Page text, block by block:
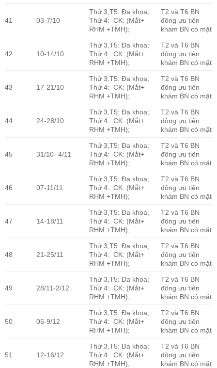
41 03-7/10
Thứ 3,T5: Đa khoa;
Thứ 4: CK: (Mắt+
RHM +TMH);
T2 và T6 BN
đông ưu tiên
khám BN có mặt
42 10-14/10
Thứ 3,T5: Đa khoa;
Thứ 4: CK: (Mắt+
RHM +TMH);
T2 và T6 BN
đông ưu tiên
khám BN có mặt
43 17-21/10
Thứ 3,T5: Đa khoa;
Thứ 4: CK: (Mắt+
RHM +TMH);
T2 và T6 BN
đông ưu tiên
khám BN có mặt
44 24-28/10
Thứ 3,T5: Đa khoa;
Thứ 4: CK: (Mắt+
RHM +TMH);
T2 và T6 BN
đông ưu tiên
khám BN có mặt
45 31/10- 4/11
Thứ 3,T5: Đa khoa;
Thứ 4: CK: (Mắt+
RHM +TMH);
T2 và T6 BN
đông ưu tiên
khám BN có mặt
46 07-11/11
Thứ 3,T5: Đa khoa;
Thứ 4: CK: (Mắt+
RHM +TMH);
T2 và T6 BN
đông ưu tiên
khám BN có mặt
47 14-18/11
Thứ 3,T5: Đa khoa;
Thứ 4: CK: (Mắt+
RHM +TMH);
T2 và T6 BN
đông ưu tiên
khám BN có mặt
48 21-25/11
Thứ 3,T5: Đa khoa;
Thứ 4: CK: (Mắt+
RHM +TMH);
T2 và T6 BN
đông ưu tiên
khám BN có mặt
49 28/11-2/12
Thứ 3,T5: Đa khoa;
Thứ 4: CK: (Mắt+
RHM +TMH);
T2 và T6 BN
đông ưu tiên
khám BN có mặt
50 05-9/12
Thứ 3,T5: Đa khoa;
Thứ 4: CK: (Mắt+
RHM +TMH);
T2 và T6 BN
đông ưu tiên
khám BN có mặt
51 12-16/12
Thứ 3,T5: Đa khoa;
Thứ 4: CK: (Mắt+
RHM +TMH);
T2 và T6 BN
đông ưu tiên
khám BN có mặt